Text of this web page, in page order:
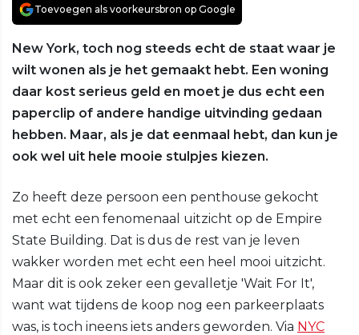
Toevoegen als voorkeursbron op Google
New York, toch nog steeds echt de staat waar je
wilt wonen als je het gemaakt hebt. Een woning
daar kost serieus geld en moet je dus echt een
paperclip of andere handige uitvinding gedaan
hebben. Maar, als je dat eenmaal hebt, dan kun je
ook wel uit hele mooie stulpjes kiezen.
Zo heeft deze persoon een penthouse gekocht
met echt een fenomenaal uitzicht op de Empire
State Building. Dat is dus de rest van je leven
wakker worden met echt een heel mooi uitzicht.
Maar dit is ook zeker een gevalletje 'Wait For It',
want wat tijdens de koop nog een parkeerplaats
was, is toch ineens iets anders geworden. Via NYC